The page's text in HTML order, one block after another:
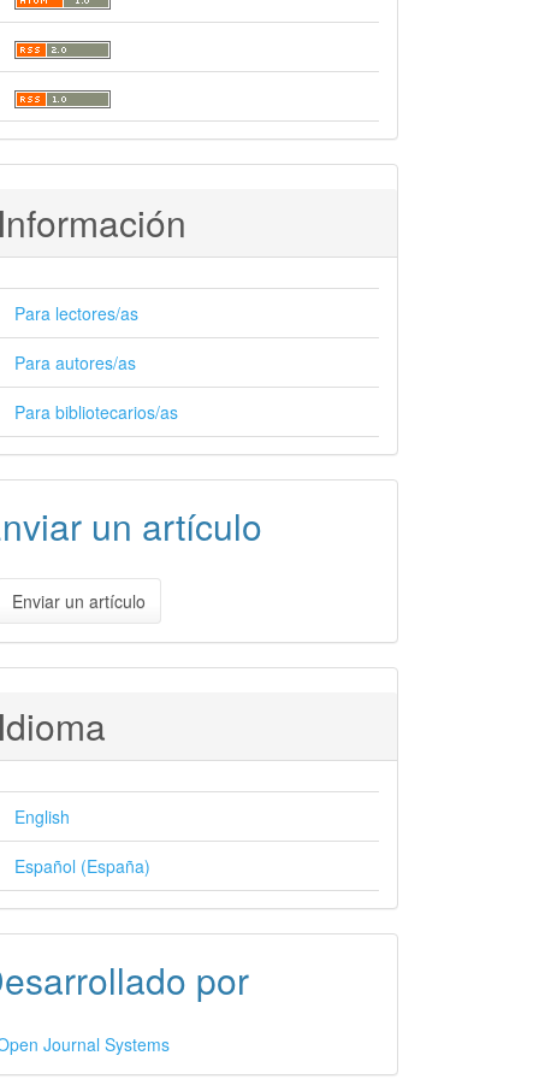
Para lectores/as
Para autores/as
Para bibliotecarios/as
un artículo
Enviar un artículo
English
Español (España)
por
Journal Systems